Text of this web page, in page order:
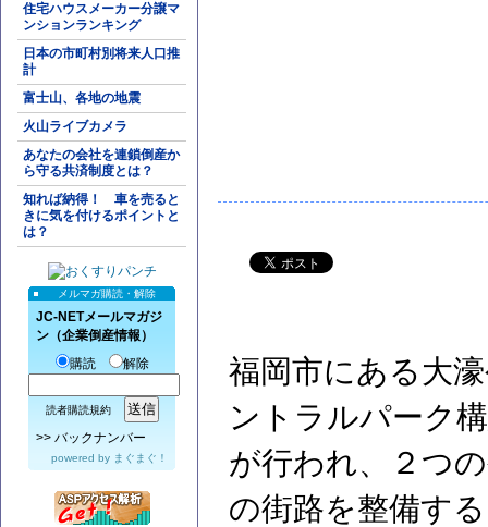
住宅ハウスメーカー分譲マ
ンションランキング
日本の市町村別将来人口推
計
富士山、各地の地震
火山ライブカメラ
あなたの会社を連鎖倒産か
ら守る共済制度とは？
知れば納得！ 車を売ると
きに気を付けるポイントと
は？
メルマガ購読・解除
JC-NETメールマガジ
ン（企業倒産情報）
購読
解除
読者購読規約
>> バックナンバー
powered by まぐまぐ！
福岡市にある大
ントラルパーク
が行われ、２つ
の街路を整備す